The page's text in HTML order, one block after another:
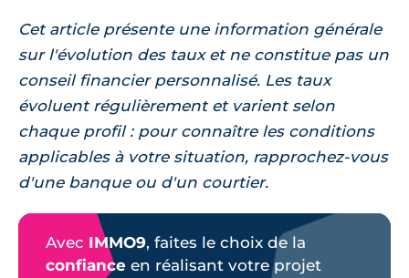
Cet article présente une information générale
sur l'évolution des taux et ne constitue pas un
conseil financier personnalisé. Les taux
évoluent régulièrement et varient selon
chaque profil : pour connaître les conditions
applicables à votre situation, rapprochez-vous
d'une banque ou d'un courtier.
Avec IMMO9, faites le choix de la
confiance en réalisant votre projet